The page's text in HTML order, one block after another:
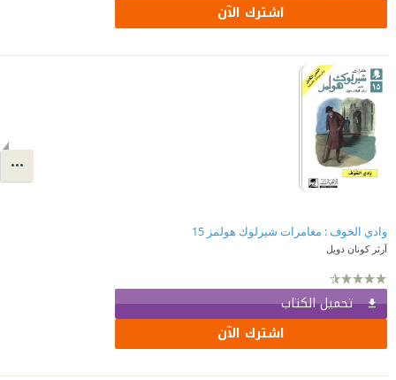
اشترك الآن
وادي الخوف : مغامرات شيرلوك هولمز 15
آرثر كونان دويل
تحميل الكتاب
اشترك الآن